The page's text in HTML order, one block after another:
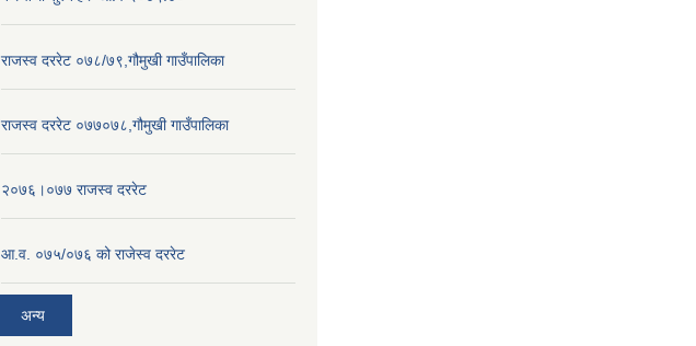
राजस्व दररेट ०७८/७९,गौमुखी गाउँपालिका
राजस्व दररेट ०७७०७८,गौमुखी गाउँपालिका
२०७६।०७७ राजस्व दररेट
आ.व. ०७५/०७६ को राजेस्व दररेट
अन्य